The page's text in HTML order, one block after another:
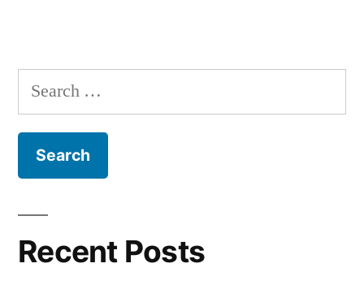
Search
for:
Recent Posts